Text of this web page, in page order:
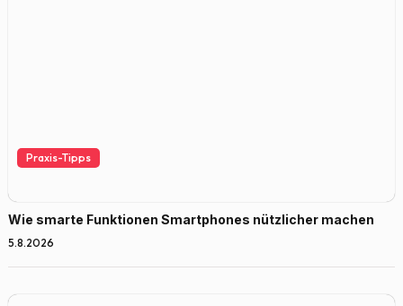
Praxis-Tipps
Wie smarte Funktionen Smartphones nützlicher machen
5.8.2026